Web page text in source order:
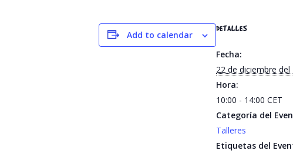
Add to calendar
DETALLES
Fecha:
22 de diciembre del
Hora:
10:00 - 14:00 CET
Categoría del
Talleres
Etiquetas del